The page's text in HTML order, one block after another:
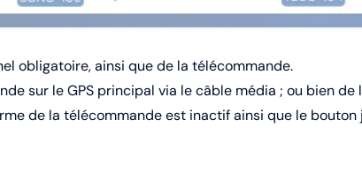
obligatoire, ainsi que de la télécommande.
sur le GPS principal via le câble média ; ou bien
de la télécommande est inactif ainsi que le bouton